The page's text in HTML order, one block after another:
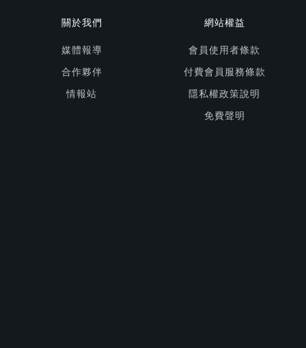
關於我們
媒體報導
合作夥伴
情報站
網站權益
會員使用者條款
付費會員服務條款
隱私權政策說明
免費聲明